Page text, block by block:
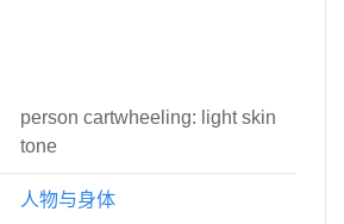
person cartwheeling: light skin
tone
人物与身体